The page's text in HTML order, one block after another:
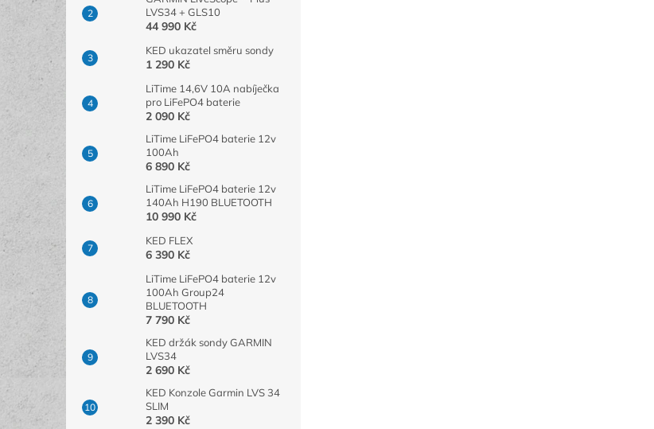
LVS34 + GLS10
44 990 Kč
KED ukazatel směru sondy
1 290 Kč
LiTime 14,6V 10A nabíječka
pro LiFePO4 baterie
2 090 Kč
LiTime LiFePO4 baterie 12v
100Ah
6 890 Kč
LiTime LiFePO4 baterie 12v
140Ah H190 BLUETOOTH
10 990 Kč
KED FLEX
6 390 Kč
LiTime LiFePO4 baterie 12v
100Ah Group24
BLUETOOTH
7 790 Kč
KED držák sondy GARMIN
LVS34
2 690 Kč
KED Konzole Garmin LVS 34
SLIM
2 390 Kč